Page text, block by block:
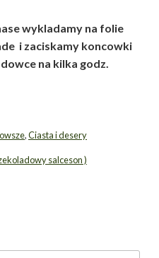
wykladamy na folie
i zaciskamy koncowki
na kilka godz.
,Ciasta i desery
salceson )